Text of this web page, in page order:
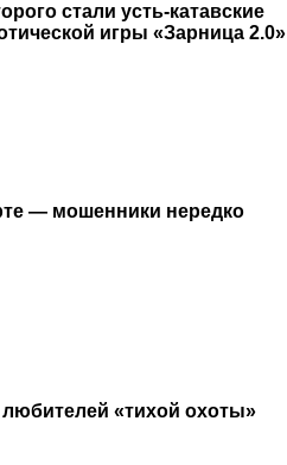
стали усть-катавские
игры «Зарница 2.0»
— мошенники нередко
«тихой охоты»